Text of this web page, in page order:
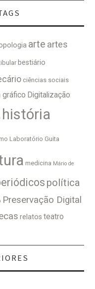
arte artes
bestiário
ciências sociais
gráfico Digitalização
história
Laboratório Guita
medicina Mário de
política
Preservação Digital
relatos teatro